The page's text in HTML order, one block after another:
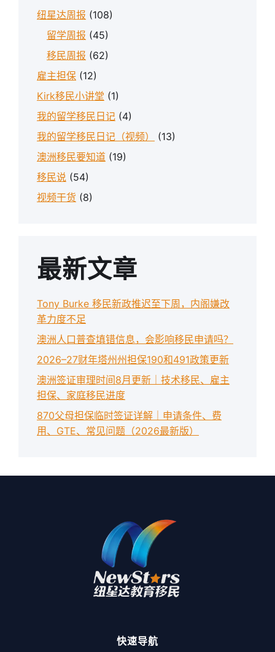
纽星达周报 (108)
留学周报 (45)
移民周报 (62)
雇主担保 (12)
Kirk移民小讲堂 (1)
我的留学移民日记 (4)
我的留学移民日记（视频）
(13)
澳洲移民要知道 (19)
移民说 (54)
视频干货 (8)
最新文章
Tony Burke 移民新政推迟至下周，内阁嫌改
革力度不足
澳洲人口普查填错信息，会影响移民申请吗？
2026–27财年塔州州担保190和491政策更新
澳洲签证审理时间8月更新｜技术移民、雇主
担保、家庭移民进度
870父母担保临时签证详解｜申请条件、费
用、GTE、常见问题（2026最新版）
快速导航